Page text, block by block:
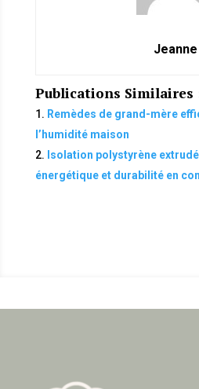
Jeanne
Publications Similaires
Remèdes de grand-mère
l’humidité maison
Isolation polystyrène
énergétique et durabilité en